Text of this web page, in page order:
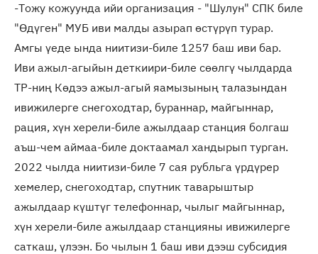
-Тожу кожуунда ийи организация - "Шулун" СПК биле
"Өдүген" МУБ иви малды азырап өстүрүп турар.
Амгы үеде ында ниитизи-биле 1257 баш иви бар.
Иви ажыл-агыйын деткиири-биле сөөлгү чылдарда
ТР-ниң Көдээ ажыл-агый яамызының талазындан
ивижилерге снегоходтар, бураннар, майгыннар,
рация, хүн херели-биле ажылдаар станция болгаш
аъш-чем аймаа-биле доктаамал хандырып турган.
2022 чылда ниитизи-биле 7 сая рубльга үрдүрер
хемелер, снегоходтар, спутник таварыштыр
ажылдаар күштүг телефоннар, чылыг майгыннар,
хүн херели-биле ажылдаар станцияны ивижилерге
саткаш, үлээн. Бо чылын 1 баш иви дээш субсидия